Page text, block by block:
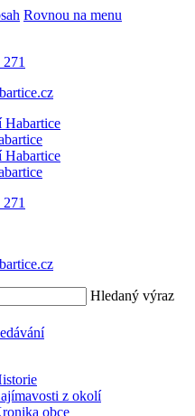
Rovnou na menu
Hledaný výraz
z okolí
obce